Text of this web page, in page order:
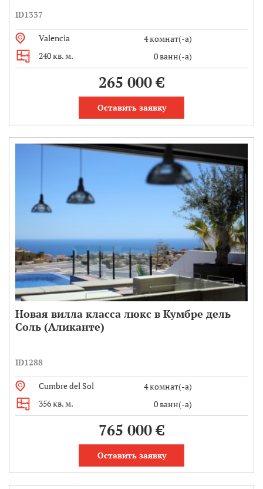
ID1337
Valencia
4 комнат(-а)
240 кв. м.
0 ванн(-а)
265 000 €
Оставить заявку
Новая вилла класса люкс в Кумбре дель
Соль (Аликанте)
ID1288
Cumbre del Sol
4 комнат(-а)
356 кв. м.
0 ванн(-а)
765 000 €
Оставить заявку